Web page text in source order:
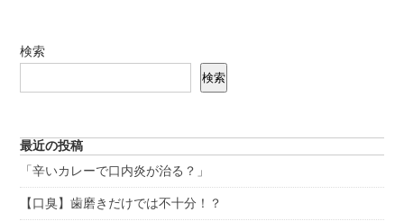
検索
検索
最近の投稿
「辛いカレーで口内炎が治る？」
【口臭】歯磨きだけでは不十分！？